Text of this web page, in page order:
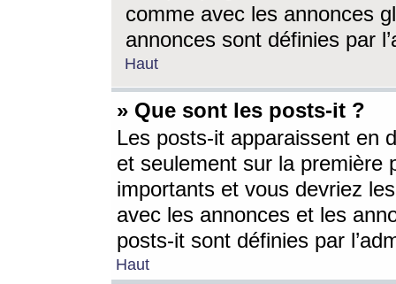
comme avec les annonces
annonces sont définies par
Haut
» Que sont les posts-it ?
Les posts-it apparaissent en
et seulement sur la première
importants et vous devriez
avec les annonces et les
posts-it sont définies par
Haut